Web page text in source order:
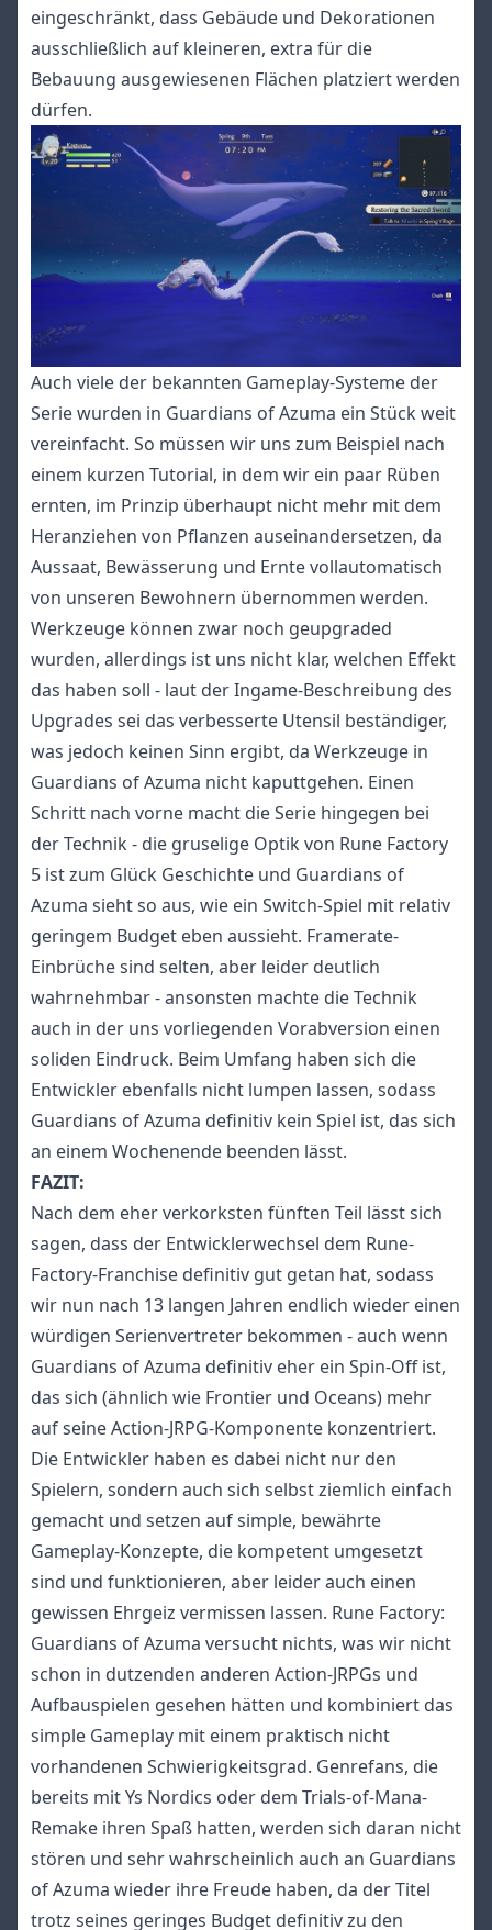
eingeschränkt, dass Gebäude und Dekorationen
ausschließlich auf kleineren, extra für die
Bebauung ausgewiesenen Flächen platziert werden
dürfen.
Auch viele der bekannten Gameplay-Systeme der
Serie wurden in Guardians of Azuma ein Stück weit
vereinfacht. So müssen wir uns zum Beispiel nach
einem kurzen Tutorial, in dem wir ein paar Rüben
ernten, im Prinzip überhaupt nicht mehr mit dem
Heranziehen von Pflanzen auseinandersetzen, da
Aussaat, Bewässerung und Ernte vollautomatisch
von unseren Bewohnern übernommen werden.
Werkzeuge können zwar noch geupgraded
wurden, allerdings ist uns nicht klar, welchen Effekt
das haben soll - laut der Ingame-Beschreibung des
Upgrades sei das verbesserte Utensil beständiger,
was jedoch keinen Sinn ergibt, da Werkzeuge in
Guardians of Azuma nicht kaputtgehen. Einen
Schritt nach vorne macht die Serie hingegen bei
der Technik - die gruselige Optik von Rune Factory
5 ist zum Glück Geschichte und Guardians of
Azuma sieht so aus, wie ein Switch-Spiel mit relativ
geringem Budget eben aussieht. Framerate-
Einbrüche sind selten, aber leider deutlich
wahrnehmbar - ansonsten machte die Technik
auch in der uns vorliegenden Vorabversion einen
soliden Eindruck. Beim Umfang haben sich die
Entwickler ebenfalls nicht lumpen lassen, sodass
Guardians of Azuma definitiv kein Spiel ist, das sich
an einem Wochenende beenden lässt.
FAZIT:
Nach dem eher verkorksten fünften Teil lässt sich
sagen, dass der Entwicklerwechsel dem Rune-
Factory-Franchise definitiv gut getan hat, sodass
wir nun nach 13 langen Jahren endlich wieder einen
würdigen Serienvertreter bekommen - auch wenn
Guardians of Azuma definitiv eher ein Spin-Off ist,
das sich (ähnlich wie Frontier und Oceans) mehr
auf seine Action-JRPG-Komponente konzentriert.
Die Entwickler haben es dabei nicht nur den
Spielern, sondern auch sich selbst ziemlich einfach
gemacht und setzen auf simple, bewährte
Gameplay-Konzepte, die kompetent umgesetzt
sind und funktionieren, aber leider auch einen
gewissen Ehrgeiz vermissen lassen. Rune Factory:
Guardians of Azuma versucht nichts, was wir nicht
schon in dutzenden anderen Action-JRPGs und
Aufbauspielen gesehen hätten und kombiniert das
simple Gameplay mit einem praktisch nicht
vorhandenen Schwierigkeitsgrad. Genrefans, die
bereits mit Ys Nordics oder dem Trials-of-Mana-
Remake ihren Spaß hatten, werden sich daran nicht
stören und sehr wahrscheinlich auch an Guardians
of Azuma wieder ihre Freude haben, da der Titel
trotz seines geringes Budget definitiv zu den